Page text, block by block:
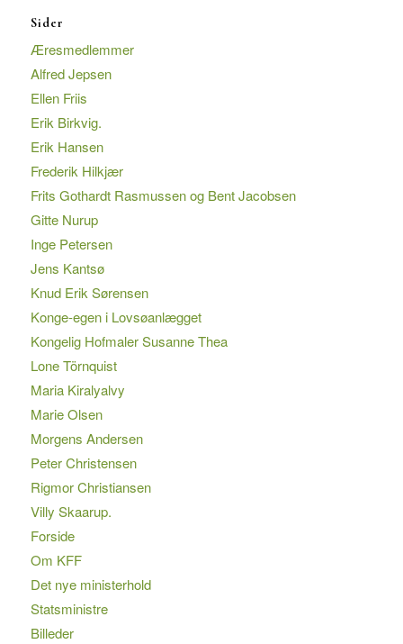
Sider
Æresmedlemmer
Alfred Jepsen
Ellen Friis
Erik Birkvig.
Erik Hansen
Frederik Hilkjær
Frits Gothardt Rasmussen og Bent Jacobsen
Gitte Nurup
Inge Petersen
Jens Kantsø
Knud Erik Sørensen
Konge-egen i Lovsøanlægget
Kongelig Hofmaler Susanne Thea
Lone Törnquist
Maria Kiralyalvy
Marie Olsen
Morgens Andersen
Peter Christensen
Rigmor Christiansen
Villy Skaarup.
Forside
Om KFF
Det nye ministerhold
Statsministre
Billeder